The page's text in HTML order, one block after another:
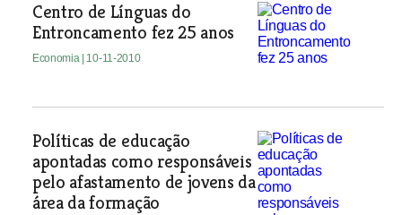
Centro de Línguas do
Entroncamento fez 25 anos
Economia | 10-11-2010
Políticas de educação
apontadas como responsáveis
pelo afastamento de jovens da
área da formação